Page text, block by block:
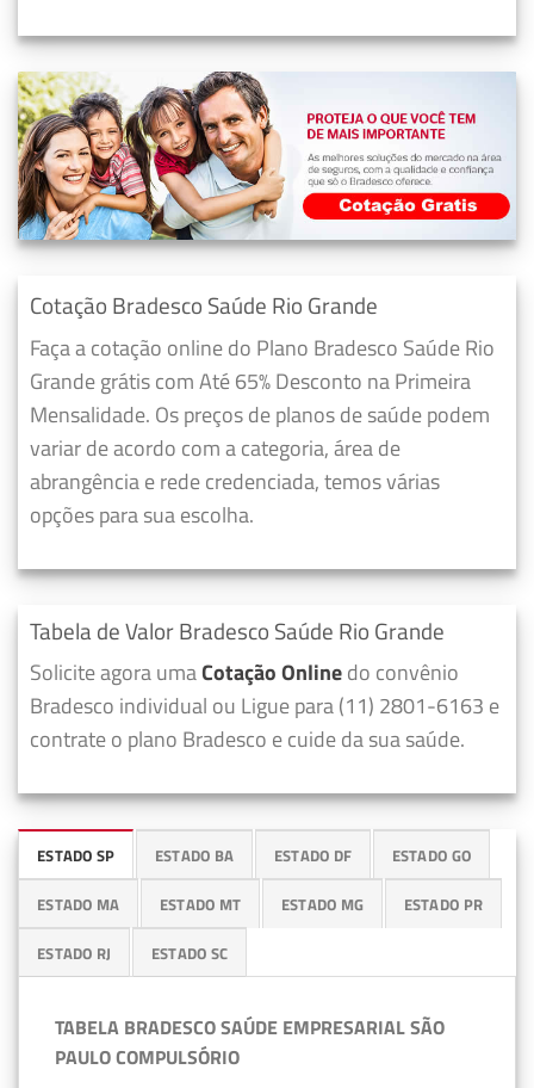
Cotação Bradesco Saúde Rio Grande
Faça a cotação online do Plano Bradesco Saúde Rio
Grande grátis com Até 65% Desconto na Primeira
Mensalidade. Os preços de planos de saúde podem
variar de acordo com a categoria, área de
abrangência e rede credenciada, temos várias
opções para sua escolha.
Tabela de Valor Bradesco Saúde Rio Grande
Solicite agora umaCotação Onlinedo convênio
Bradesco individual ou Ligue para (11) 2801-6163 e
contrate o plano Bradesco e cuide da sua saúde.
ESTADO SP ESTADO BA ESTADO DF ESTADO GO
ESTADO MA ESTADO MT ESTADO MG ESTADO PR
ESTADO RJ ESTADO SC
TABELA BRADESCO SAÚDE EMPRESARIAL SÃO
PAULO COMPULSÓRIO